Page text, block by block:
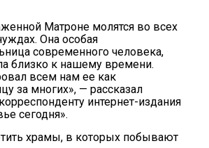
Матроне молятся во всех
Она особая
современного человека,
близко к нашему времени.
всем нам ее как
за многих», — рассказал
интернет-издания
сегодня».
храмы, в которых побывают